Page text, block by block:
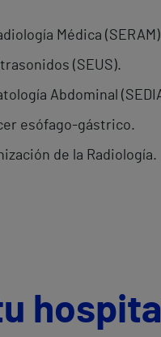
Médica
(SEUS).
Abdominal
esófago-gástrico.
de la Radiología.